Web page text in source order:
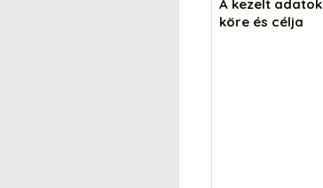
A kezelt adatok
köre és célja